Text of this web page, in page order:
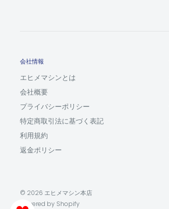
会社情報
エヒメマシンとは
会社概要
プライバシーポリシー
特定商取引法に基づく表記
利用規約
返金ポリシー
© 2026 エヒメマシン本店
Powered by Shopify